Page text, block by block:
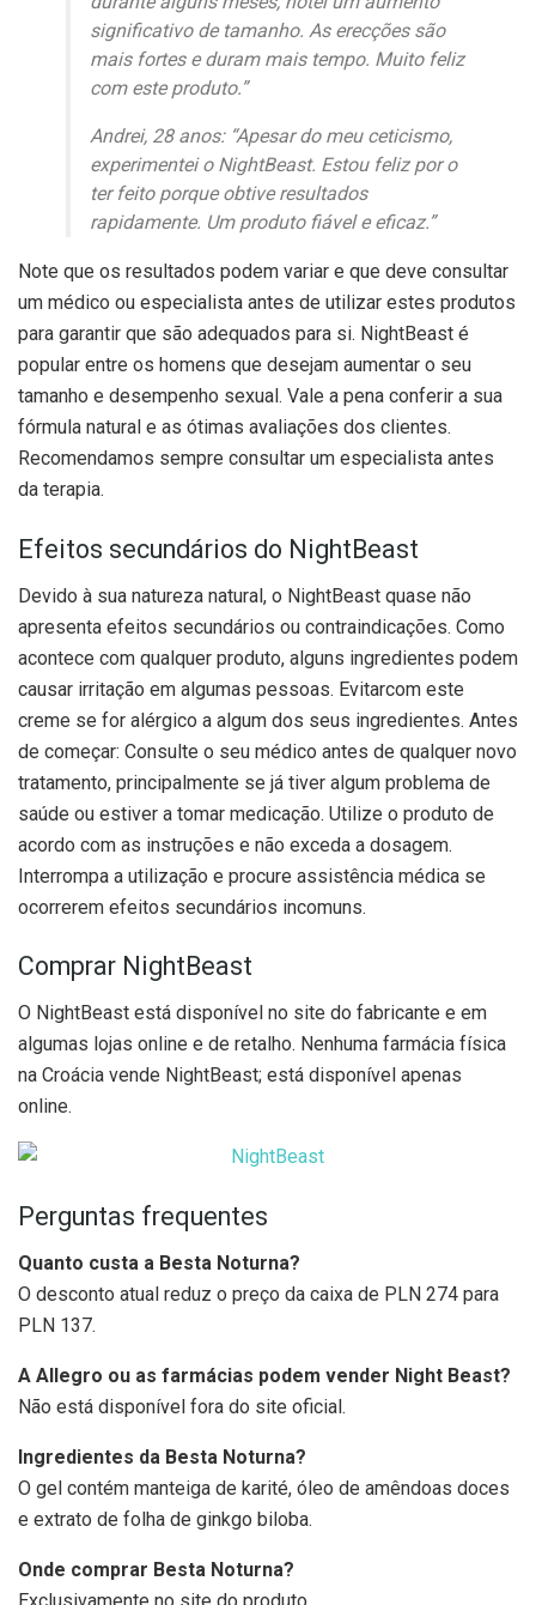
significativo de tamanho. As erecções são
mais fortes e duram mais tempo. Muito feliz
com este produto.”
Andrei, 28 anos: “Apesar do meu ceticismo,
experimentei o NightBeast. Estou feliz por o
ter feito porque obtive resultados
rapidamente. Um produto fiável e eficaz.”
Note que os resultados podem variar e que deve consultar
um médico ou especialista antes de utilizar estes produtos
para garantir que são adequados para si. NightBeast é
popular entre os homens que desejam aumentar o seu
tamanho e desempenho sexual. Vale a pena conferir a sua
fórmula natural e as ótimas avaliações dos clientes.
Recomendamos sempre consultar um especialista antes
da terapia.
Efeitos secundários do NightBeast
Devido à sua natureza natural, o NightBeast quase não
apresenta efeitos secundários ou contraindicações. Como
acontece com qualquer produto, alguns ingredientes podem
causar irritação em algumas pessoas. Evitarcom este
creme se for alérgico a algum dos seus ingredientes. Antes
de começar: Consulte o seu médico antes de qualquer novo
tratamento, principalmente se já tiver algum problema de
saúde ou estiver a tomar medicação. Utilize o produto de
acordo com as instruções e não exceda a dosagem.
Interrompa a utilização e procure assistência médica se
ocorrerem efeitos secundários incomuns.
Comprar NightBeast
O NightBeast está disponível no site do fabricante e em
algumas lojas online e de retalho. Nenhuma farmácia física
na Croácia vende NightBeast; está disponível apenas
online.
Perguntas frequentes
Quanto custa a Besta Noturna?
O desconto atual reduz o preço da caixa de PLN 274 para
PLN 137.
A Allegro ou as farmácias podem vender Night Beast?
Não está disponível fora do site oficial.
Ingredientes da Besta Noturna?
O gel contém manteiga de karité, óleo de amêndoas doces
e extrato de folha de ginkgo biloba.
Onde comprar Besta Noturna?
Exclusivamente no site do produto.